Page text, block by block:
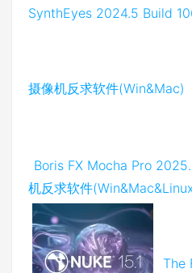
SynthEyes 2024.5 Build
摄像机反求软件(Win&Mac)
Boris FX Mocha Pro
机反求软件
The